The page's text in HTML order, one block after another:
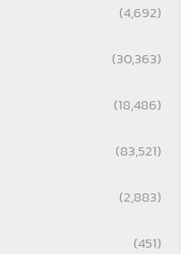
(4,692)
(30,363)
(18,486)
(83,521)
(2,883)
(451)